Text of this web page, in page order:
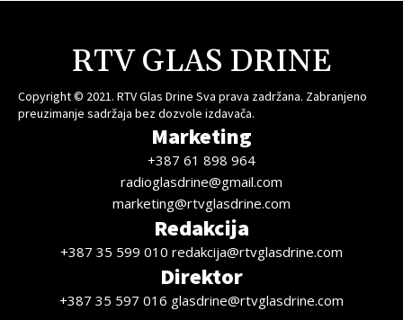
RTV GLAS DRINE
Copyright © 2021. RTV Glas Drine Sva prava zadržana. Zabranjeno
preuzimanje sadržaja bez dozvole izdavača.
Marketing
+387 61 898 964
radioglasdrine@gmail.com
marketing@rtvglasdrine.com
Redakcija
+387 35 599 010 redakcija@rtvglasdrine.com
Direktor
+387 35 597 016 glasdrine@rtvglasdrine.com